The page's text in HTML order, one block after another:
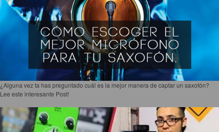
¿Alguna vez ta has preguntado cuál es la mejor manera de captar un saxofón?
Lee este interesante Post!